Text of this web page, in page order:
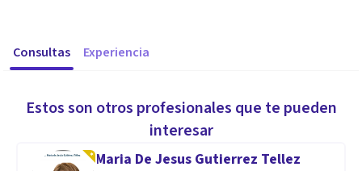
Consultas Experiencia
Estos son otros profesionales que te pueden
interesar
Maria De Jesus Gutierrez Tellez